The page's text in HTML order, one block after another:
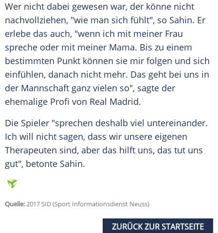
Wer nicht dabei gewesen war, der könne nicht
nachvollziehen, "wie man sich fühlt", so Sahin. Er
erlebe das auch, "wenn ich mit meiner Frau
spreche oder mit meiner Mama. Bis zu einem
bestimmten Punkt können sie mir folgen und sich
einfühlen, danach nicht mehr. Das geht bei uns in
der Mannschaft ganz vielen so", sagte der
ehemalige Profi von Real Madrid.
Die Spieler "sprechen deshalb viel untereinander.
Ich will nicht sagen, dass wir unsere eigenen
Therapeuten sind, aber das hilft uns, das tut uns
gut", betonte Sahin.
Quelle:2017 SID (Sport Informationsdienst Neuss)
ZURÜCK ZUR STARTSEITE